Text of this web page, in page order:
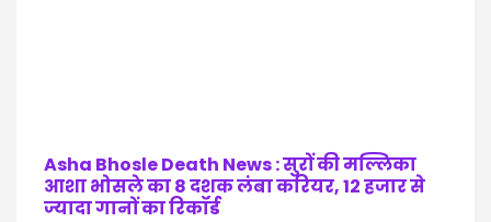
Asha Bhosle Death News : सुरों की मल्लिका
आशा भोसले का 8 दशक लंबा करियर, 12 हजार से
ज्यादा गानों का रिकॉर्ड